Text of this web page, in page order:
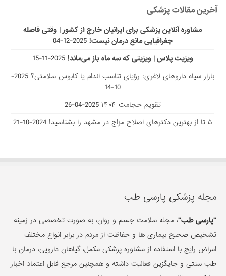
آخرین مقالات پزشکی
مشاوره آنلاین پزشکی برای ایرانیان خارج از کشور | وقتی فاصله
جغرافیایی مانع درمان نیست! 2025-12-04
ویزیت پلاس | ویزیتی که سه ماه باز می‌ماند! 2025-11-15
بازار سیاه داروهای لاغری: رؤیای تناسب اندام یا کابوس سلامتی؟
2025-
10-14
تقویم حجامت ۱۴۰۴
2025-04-26
۵ تا از بهترین دکتر‌های اصلاح مزاج در مشهد را بشناسید!
2024-10-21
مجله پزشکی پارسی طب
"پارسی طب"، مجله سلامت جسم و روان، به صورت تخصصی در زمینه
تشخیص صحیح بیماری ها و حفاظت از مردم در برابر انواع مختلف
امراض رایج با استفاده از مشاوره پزشکی مکمل، گیاهان دارویی، درمان با
طب سنتی و جایگزین فعالیت داشته و همچنین مرجع قابل اعتماد اخبار